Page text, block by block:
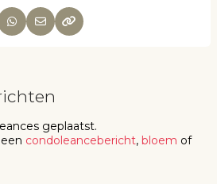
geplaatst.
condoleancebericht, bloem of